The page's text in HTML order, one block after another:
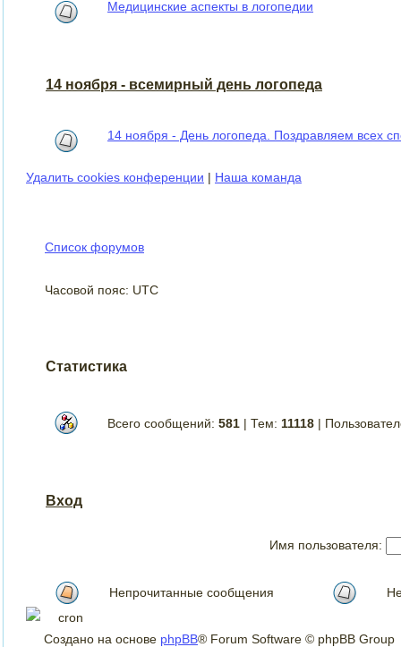
Медицинские аспекты в логопедии
14 ноября - всемирный день логопеда
14 ноября - День логопеда. Поздравляем всех
Удалить cookies конференции | Наша команда
Список форумов
Часовой пояс: UTC
Статистика
Всего сообщений: 581 | Тем: 11118 |
Вход
Имя пользователя:
Непрочитанные сообщения
Создано на основе phpBB® Forum Software © phpBB Group